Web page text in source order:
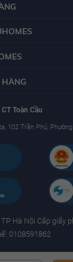
Toàn Cầu
102 Trần Phú,
Hà Nội Cấp giấy
0108591862